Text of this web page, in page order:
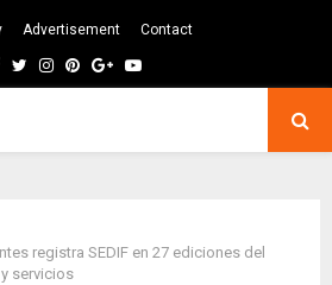
Advertisement Contact
TwitterInstagram
Pinterest
GoogleYoutube
registra SEDIF en 27 ediciones del
servicios